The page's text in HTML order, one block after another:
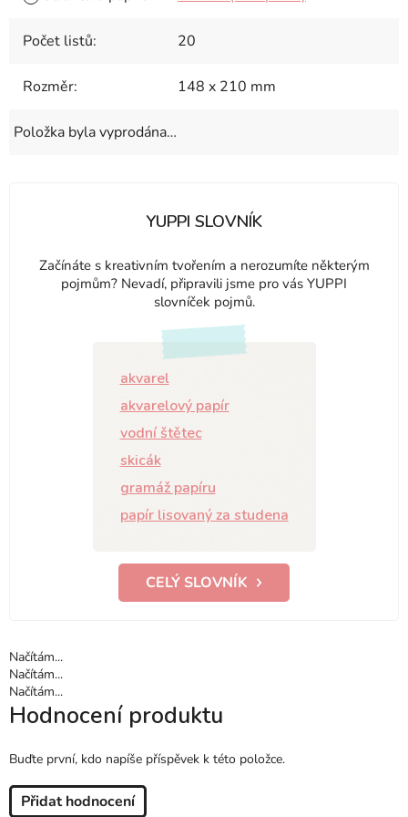
Počet listů: 20
Rozměr: 148 x 210 mm
Položka byla vyprodána…
YUPPI SLOVNÍK
Začínáte s kreativním tvořením a nerozumíte některým
pojmům? Nevadí, připravili jsme pro vás YUPPI
slovníček pojmů.
akvarel
akvarelový papír
vodní štětec
skicák
gramáž papíru
papír lisovaný za studena
CELÝ SLOVNÍK
Načítám...
Načítám...
Načítám...
Hodnocení produktu
Buďte první, kdo napíše příspěvek k této položce.
Přidat hodnocení